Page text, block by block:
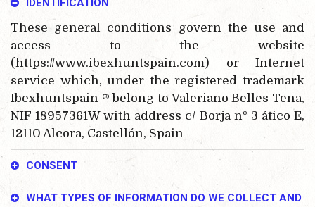
IDENTIFICATION
These general conditions govern the use and
access to the website
(https://www.ibexhuntspain.com) or Internet
service which, under the registered trademark
Ibexhuntspain ® belong to Valeriano Belles Tena,
NIF 18957361W with address c/ Borja nº 3 ático E,
12110 Alcora, Castellón, Spain
CONSENT
WHAT TYPES OF INFORMATION DO WE COLLECT AND